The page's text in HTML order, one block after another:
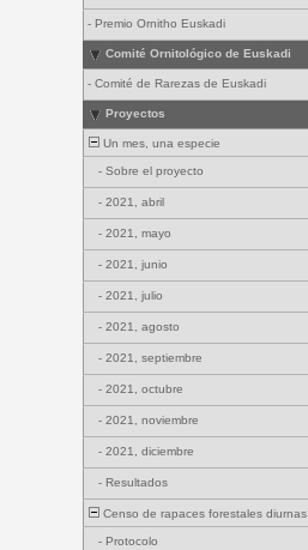
- Premio Ornitho Euskadi
Comité Ornitológico de Euskadi
- Comité de Rarezas de Euskadi
Proyectos
Un mes, una especie
- Sobre el proyecto
- 2021, abril
- 2021, mayo
- 2021, junio
- 2021, julio
- 2021, agosto
- 2021, septiembre
- 2021, octubre
- 2021, noviembre
- 2021, diciembre
- Resultados
Censo de rapaces forestales diurnas
- Protocolo